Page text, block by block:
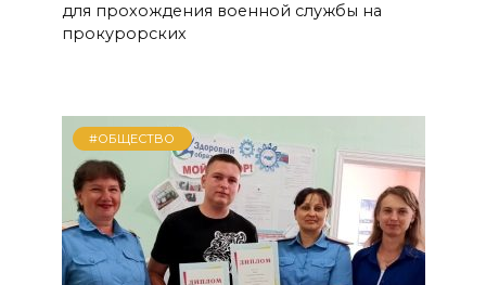
для прохождения военной службы на
прокурорских
#ОБЩЕСТВО